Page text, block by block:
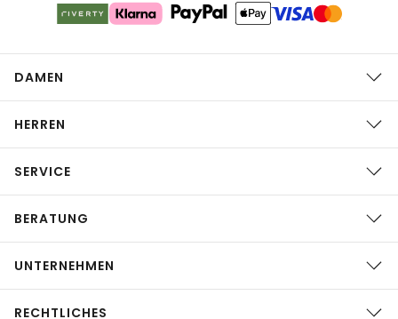
DAMEN
HERREN
SERVICE
BERATUNG
UNTERNEHMEN
RECHTLICHES